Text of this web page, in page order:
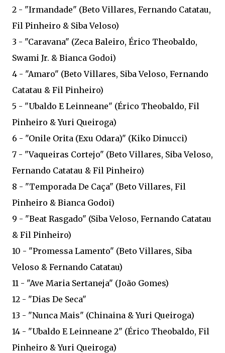
2 - "Irmandade" (Beto Villares, Fernando Catatau,
Fil Pinheiro & Siba Veloso)
3 - "Caravana" (Zeca Baleiro, Érico Theobaldo,
Swami Jr. & Bianca Godoi)
4 - "Amaro" (Beto Villares, Siba Veloso, Fernando
Catatau & Fil Pinheiro)
5 - "Ubaldo E Leinneane" (Érico Theobaldo, Fil
Pinheiro & Yuri Queiroga)
6 - "Onile Orita (Exu Odara)" (Kiko Dinucci)
7 - "Vaqueiras Cortejo" (Beto Villares, Siba Veloso,
Fernando Catatau & Fil Pinheiro)
8 - "Temporada De Caça" (Beto Villares, Fil
Pinheiro & Bianca Godoi)
9 - "Beat Rasgado" (Siba Veloso, Fernando Catatau
& Fil Pinheiro)
10 - "Promessa Lamento" (Beto Villares, Siba
Veloso & Fernando Catatau)
11 - "Ave Maria Sertaneja" (João Gomes)
12 - "Dias De Seca"
13 - "Nunca Mais" (Chinaina & Yuri Queiroga)
14 - "Ubaldo E Leinneane 2" (Érico Theobaldo, Fil
Pinheiro & Yuri Queiroga)